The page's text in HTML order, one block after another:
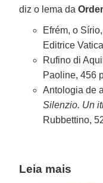
diz o lema da
Efrém, o Sírio,
Editrice
Rufino di
Paoline, 456
Antologia de
Silenzio. Un
Rubbettino,
Leia mais